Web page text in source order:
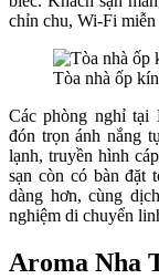
chỉn chu, Wi-Fi
Tòa nhà ốp
Các phòng nghỉ tại
đón trọn ánh nắng
lạnh, truyền hình
sạn còn có bàn đặt
dàng hơn, cùng
nghiệm di chuyển
Aroma Nha